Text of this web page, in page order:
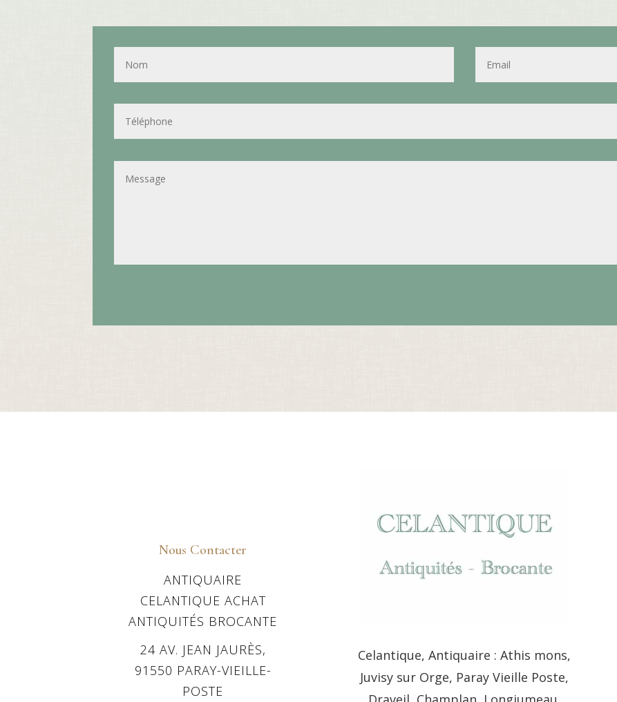
Nous Contacter
ANTIQUAIRE
CELANTIQUE ACHAT
ANTIQUITÉS BROCANTE
24 AV. JEAN JAURÈS,
91550 PARAY-VIEILLE-
POSTE
Celantique, Antiquaire : Athis mons,
Juvisy sur Orge, Paray Vieille Poste,